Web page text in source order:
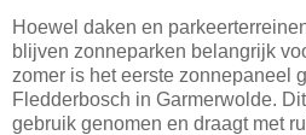
Hoewel daken en
blijven zonneparken belangrijk
zomer is het eerste zonnepaneel
Fledderbosch in Garmerwolde.
gebruik genomen en draagt met